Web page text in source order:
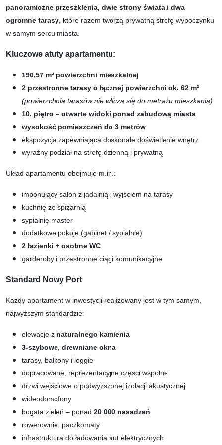
panoramiczne przeszklenia, dwie strony świata i dwa
ogromne tarasy , które razem tworzą prywatną strefę wypoczynku
w samym sercu miasta.
Kluczowe atuty apartamentu:
190,57 m² powierzchni mieszkalnej
2 przestronne tarasy o łącznej powierzchni ok. 62 m²
(powierzchnia tarasów nie wlicza się do metrażu mieszkania)
10. piętro – otwarte widoki ponad zabudową miasta
wysokość pomieszczeń do 3 metrów
ekspozycja zapewniająca doskonałe doświetlenie wnętrz
wyraźny podział na strefę dzienną i prywatną
Układ apartamentu obejmuje m.in.:
imponujący salon z jadalnią i wyjściem na tarasy
kuchnię ze spiżarnią
sypialnię master
dodatkowe pokoje (gabinet / sypialnie)
2 łazienki + osobne WC
garderoby i przestronne ciągi komunikacyjne
Standard Nowy Port
Każdy apartament w inwestycji realizowany jest w tym samym,
najwyższym standardzie:
elewacje z naturalnego kamienia
3-szybowe, drewniane okna
tarasy, balkony i loggie
dopracowane, reprezentacyjne części wspólne
drzwi wejściowe o podwyższonej izolacji akustycznej
wideodomofony
bogata zieleń – ponad 20 000 nasadzeń
rowerownie, paczkomaty
infrastruktura do ładowania aut elektrycznych